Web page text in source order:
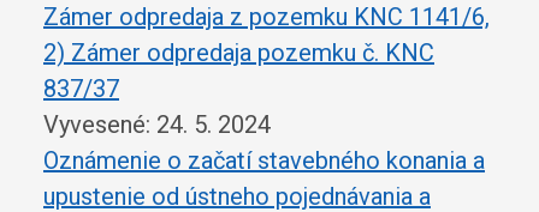
Zámer odpredaja z pozemku KNC 1141/6,
2) Zámer odpredaja pozemku č. KNC
837/37
Vyvesené: 24. 5. 2024
Oznámenie o začatí stavebného konania a
upustenie od ústneho pojednávania a